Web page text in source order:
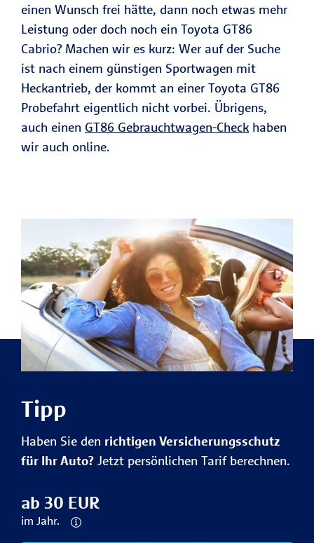
einen Wunsch frei hätte, dann noch etwas mehr
Leistung oder doch noch ein Toyota GT86
Cabrio? Machen wir es kurz: Wer auf der Suche
ist nach einem günstigen Sportwagen mit
Heckantrieb, der kommt an einer Toyota GT86
Probefahrt eigentlich nicht vorbei. Übrigens,
auch einen GT86 Gebrauchtwagen-Check haben
wir auch online.
Tipp
Haben Sie den richtigen Versicherungsschutz
für Ihr Auto? Jetzt persönlichen Tarif berechnen.
ab 30 EUR
im Jahr.